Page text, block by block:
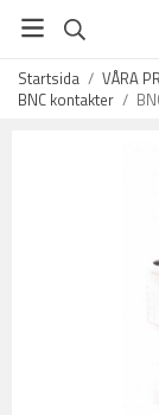
Startsida / VÅRA
BNC kontakter /